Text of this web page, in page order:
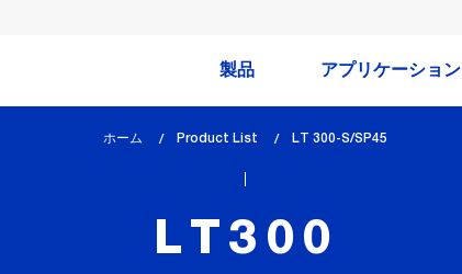
製品 アプリケーション
ホーム Product List
lem_current_page
LT 300-S/SP45
LT300